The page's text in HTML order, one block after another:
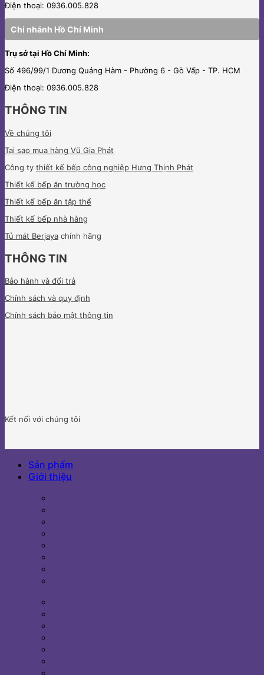
Điện thoại: 0936.005.828
Chi nhánh Hồ Chí Minh
Trụ sở tại Hồ Chí Minh:
Số 496/99/1 Dương Quảng Hàm - Phường 6 - Gò Vấp - TP. HCM
Điện thoại: 0936.005.828
THÔNG TIN
Về chúng tôi
Tại sao mua hàng Vũ Gia Phát
Công ty thiết kế bếp công nghiệp Hưng Thịnh Phát
Thiết kế bếp ăn trường học
Thiết kế bếp ăn tập thể
Thiết kế bếp nhà hàng
Tủ mát Berjaya chính hãng
THÔNG TIN
Bảo hành và đổi trả
Chính sách và quy định
Chính sách bảo mật thông tin
Kết nối với chúng tôi
Sản phẩm
Giới thiệu